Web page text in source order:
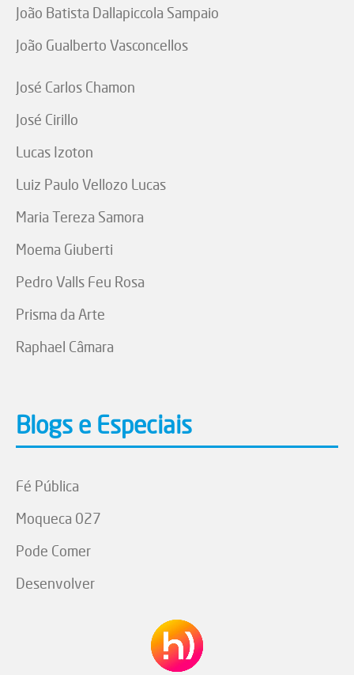
João Batista Dallapiccola Sampaio
João Gualberto Vasconcellos
José Carlos Chamon
José Cirillo
Lucas Izoton
Luiz Paulo Vellozo Lucas
Maria Tereza Samora
Moema Giuberti
Pedro Valls Feu Rosa
Prisma da Arte
Raphael Câmara
Blogs e Especiais
Fé Pública
Moqueca 027
Pode Comer
Desenvolver